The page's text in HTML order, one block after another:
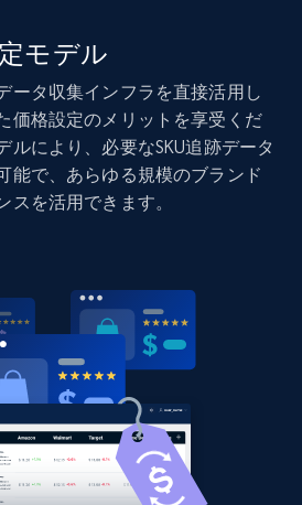
global dataset - Collect
by seller URL
Description, Initial
Reviews count, and
global dataset - Collect
URLs
Brand, Description, Initial
Reviews count, and
モデル
ータ収集インフラを直接活用し
価格設定のメリットを享受くだ
ルにより、必要なSKU追跡データ
能で、あらゆる規模のブランド
スを活用できます。